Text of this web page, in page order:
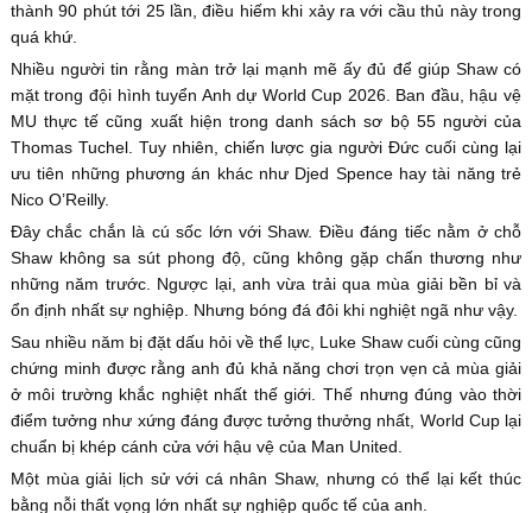
thành 90 phút tới 25 lần, điều hiếm khi xảy ra với cầu thủ này trong
quá khứ.
Nhiều người tin rằng màn trở lại mạnh mẽ ấy đủ để giúp Shaw có
mặt trong đội hình tuyển Anh dự World Cup 2026. Ban đầu, hậu vệ
MU thực tế cũng xuất hiện trong danh sách sơ bộ 55 người của
Thomas Tuchel. Tuy nhiên, chiến lược gia người Đức cuối cùng lại
ưu tiên những phương án khác như Djed Spence hay tài năng trẻ
Nico O’Reilly.
Đây chắc chắn là cú sốc lớn với Shaw. Điều đáng tiếc nằm ở chỗ
Shaw không sa sút phong độ, cũng không gặp chấn thương như
những năm trước. Ngược lại, anh vừa trải qua mùa giải bền bỉ và
ổn định nhất sự nghiệp. Nhưng bóng đá đôi khi nghiệt ngã như vậy.
Sau nhiều năm bị đặt dấu hỏi về thể lực, Luke Shaw cuối cùng cũng
chứng minh được rằng anh đủ khả năng chơi trọn vẹn cả mùa giải
ở môi trường khắc nghiệt nhất thế giới. Thế nhưng đúng vào thời
điểm tưởng như xứng đáng được tưởng thưởng nhất, World Cup lại
chuẩn bị khép cánh cửa với hậu vệ của Man United.
Một mùa giải lịch sử với cá nhân Shaw, nhưng có thể lại kết thúc
bằng nỗi thất vọng lớn nhất sự nghiệp quốc tế của anh.